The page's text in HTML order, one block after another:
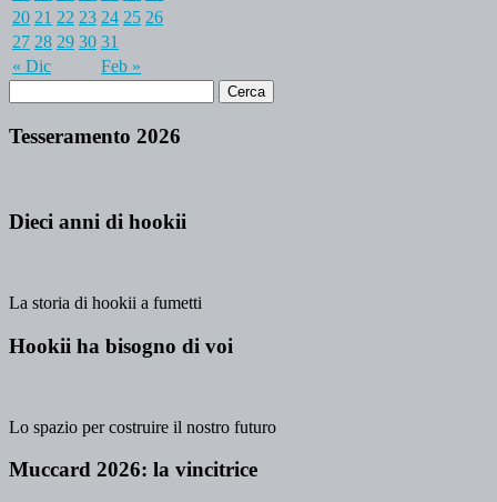
« Dic Feb »
20 21 22 23 24 25 26
27 28 29 30 31
Tesseramento 2026
Dieci anni di hookii
La storia di hookii a fumetti
Hookii ha bisogno di voi
Lo spazio per costruire il nostro futuro
Muccard 2026: la vincitrice